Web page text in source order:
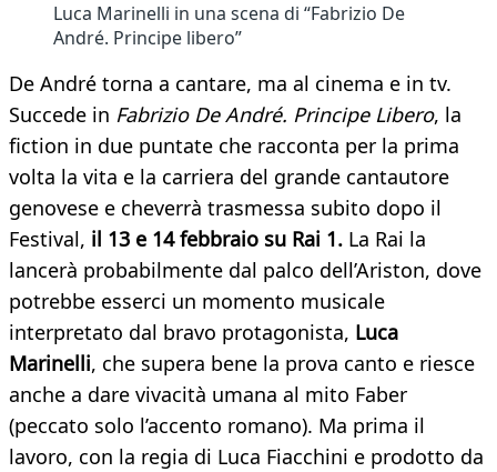
Luca Marinelli in una scena di “Fabrizio De
André. Principe libero”
De André torna a cantare, ma al cinema e in tv.
Succede in Fabrizio De André. Principe Libero, la
fiction in due puntate che racconta per la prima
volta la vita e la carriera del grande cantautore
genovese e cheverrà trasmessa subito dopo il
Festival, il 13 e 14 febbraio su Rai 1. La Rai la
lancerà probabilmente dal palco dell’Ariston, dove
potrebbe esserci un momento musicale
interpretato dal bravo protagonista, Luca
Marinelli, che supera bene la prova canto e riesce
anche a dare vivacità umana al mito Faber
(peccato solo l’accento romano). Ma prima il
lavoro, con la regia di Luca Fiacchini e prodotto da